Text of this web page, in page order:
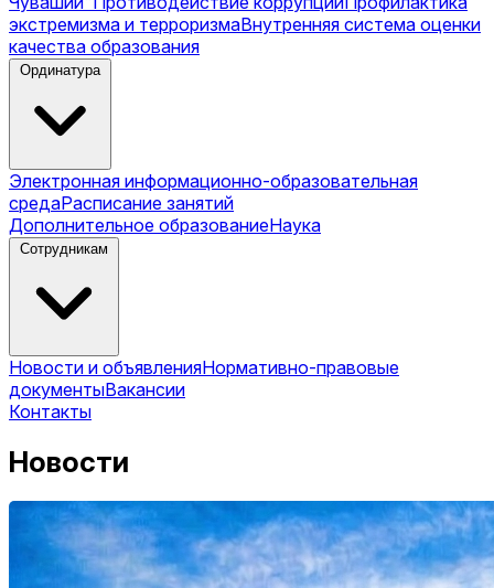
экстремизма и терроризмаВнутренняя система оценки
качества образования
Ординатура
Электронная информационно-образовательная
средаРасписание занятий
Дополнительное образованиеНаука
Сотрудникам
Новости и объявленияНормативно-правовые
документыВакансии
Контакты
Новости